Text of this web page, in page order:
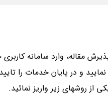
مقاله، وارد سامانه
و در پایان خدمات را
از روشهای زیر واریز نمائید.